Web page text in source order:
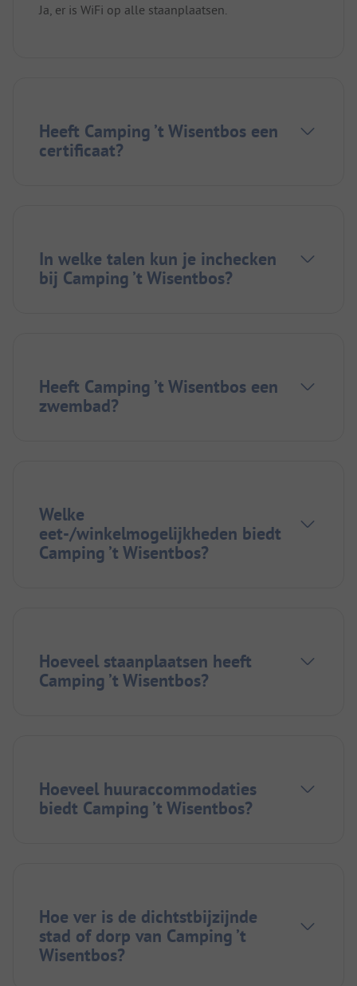
Ja, er is WiFi op alle staanplaatsen.
Heeft Camping ’t Wisentbos een
certificaat?
In welke talen kun je inchecken
bij Camping ’t Wisentbos?
Heeft Camping ’t Wisentbos een
zwembad?
Welke
eet-/winkelmogelijkheden biedt
Camping ’t Wisentbos?
Hoeveel staanplaatsen heeft
Camping ’t Wisentbos?
Hoeveel huuraccommodaties
biedt Camping ’t Wisentbos?
Hoe ver is de dichtstbijzijnde
stad of dorp van Camping ’t
Wisentbos?